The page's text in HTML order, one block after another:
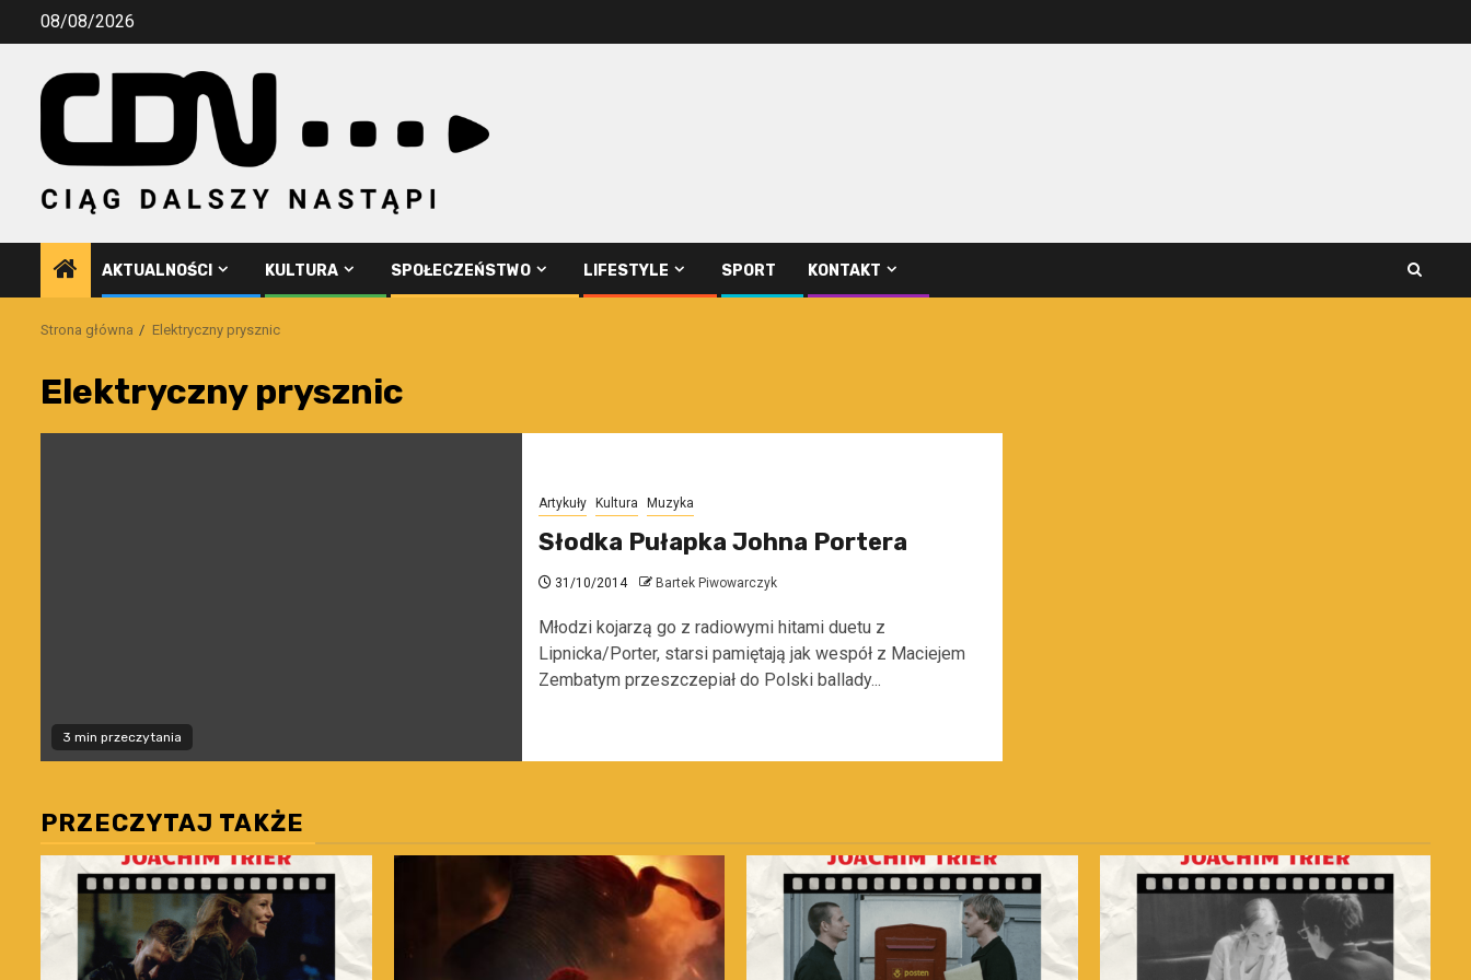
Przejdź08/08/2026
AKTUALNOŚCI KULTURA SPOŁECZEŃSTWO LIFESTYLE SPORT KONTAKT
Strona główna Elektryczny prysznic
Elektryczny prysznic
3 min przeczytania
Artykuły Kultura Muzyka
Słodka Pułapka Johna Portera
31/10/2014 Bartek Piwowarczyk
Młodzi kojarzą go z radiowymi hitami duetu z
Lipnicka/Porter, starsi pamiętają jak wespół z Maciejem
Zembatym przeszczepiał do Polski ballady...
PRZECZYTAJ TAKŻE